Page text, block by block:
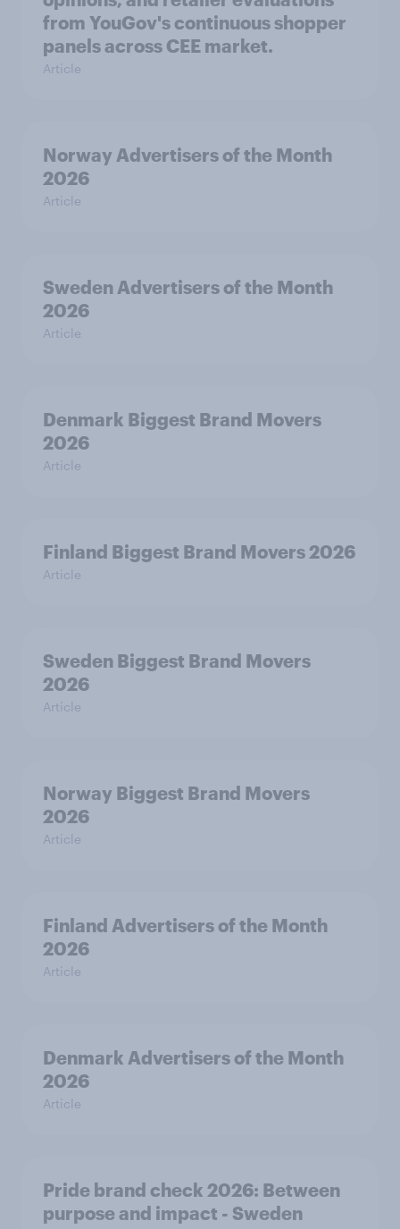
from YouGov's continuous shopper
panels across CEE market.
Article
Norway Advertisers of the Month
2026
Article
Sweden Advertisers of the Month
2026
Article
Denmark Biggest Brand Movers
2026
Article
Finland Biggest Brand Movers 2026
Article
Sweden Biggest Brand Movers
2026
Article
Norway Biggest Brand Movers
2026
Article
Finland Advertisers of the Month
2026
Article
Denmark Advertisers of the Month
2026
Article
Pride brand check 2026: Between
purpose and impact - Sweden